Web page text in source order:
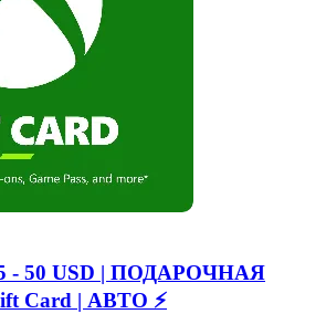
- 50 USD | ПОДАРОЧНАЯ
Card | АВТО ⚡